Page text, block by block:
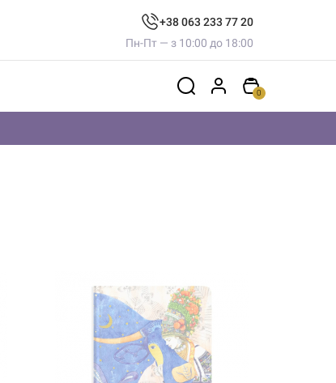
+38 063 233 77 20
Пн-Пт — з 10:00 до 18:00
0